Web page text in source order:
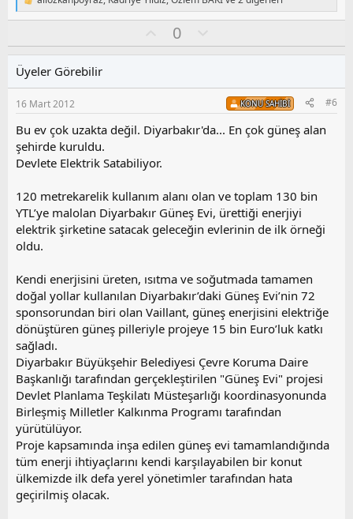
a
T
e
i
l
e
r
:
y
0
l
s
u
z
a
Üyeler Görebilir
16 Mart 2012 KONU SAHIBI #6
Bu ev çok uzakta değil. Diyarbakır'da... En çok güneş alan
şehirde kuruldu.
Devlete Elektrik Satabiliyor.
120 metrekarelik kullanım alanı olan ve toplam 130 bin
YTL’ye malolan Diyarbakır Güneş Evi, ürettiği enerjiyi
elektrik şirketine satacak geleceğin evlerinin de ilk örneği
oldu.
Kendi enerjisini üreten, ısıtma ve soğutmada tamamen
doğal yollar kullanılan Diyarbakır’daki Güneş Evi’nin 72
sponsorundan biri olan Vaillant, güneş enerjisini elektriğe
dönüştüren güneş pilleriyle projeye 15 bin Euro’luk katkı
sağladı.
Diyarbakır Büyükşehir Belediyesi Çevre Koruma Daire
Başkanlığı tarafından gerçekleştirilen "Güneş Evi" projesi
Devlet Planlama Teşkilatı Müsteşarlığı koordinasyonunda
Birleşmiş Milletler Kalkınma Programı tarafından
yürütülüyor.
Proje kapsamında inşa edilen güneş evi tamamlandığında
tüm enerji ihtiyaçlarını kendi karşılayabilen bir konut
ülkemizde ilk defa yerel yönetimler tarafından hata
geçirilmiş olacak.